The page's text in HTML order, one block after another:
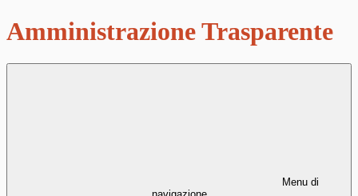
Amministrazione Trasparente
Menu di